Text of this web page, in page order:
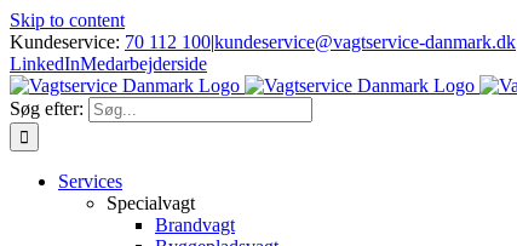
Skip to content
Kundeservice: 70 112 100|kundeservice@vagtservice-danmark.dk
LinkedInMedarbejderside
Søg efter:
Services
Specialvagt
Brandvagt